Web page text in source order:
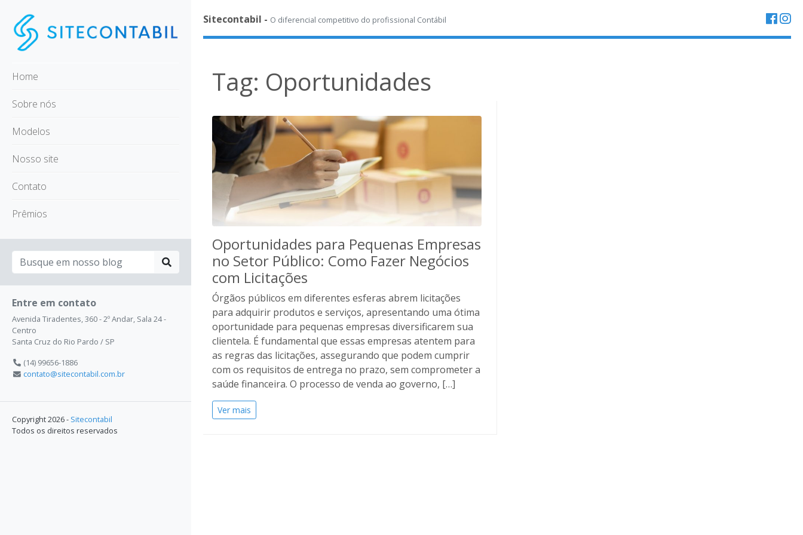
Home
Sobre nós
Modelos
Nosso site
Contato
Prêmios
Entre em contato
Avenida Tiradentes, 360 - 2º Andar, Sala 24 -
Centro
Santa Cruz do Rio Pardo / SP
(14) 99656-1886
contato@sitecontabil.com.br
Copyright 2026 - Sitecontabil
Todos os direitos reservados
Sitecontabil - O diferencial competitivo do profissional Contábil
Tag: Oportunidades
Oportunidades para Pequenas Empresas
no Setor Público: Como Fazer Negócios
com Licitações
Órgãos públicos em diferentes esferas abrem licitações
para adquirir produtos e serviços, apresentando uma ótima
oportunidade para pequenas empresas diversificarem sua
clientela. É fundamental que essas empresas atentem para
as regras das licitações, assegurando que podem cumprir
com os requisitos de entrega no prazo, sem comprometer a
saúde financeira. O processo de venda ao governo, […]
Ver mais